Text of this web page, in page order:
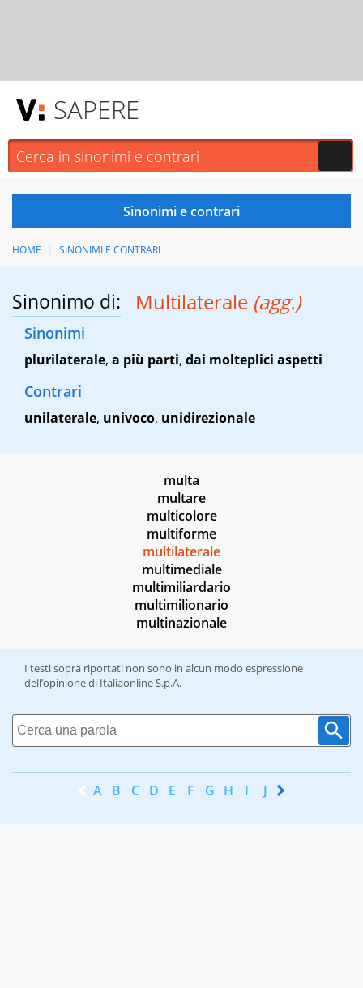
SAPERE
HOME SINONIMI E CONTRARI
Sinonimo di: Multilaterale (agg.)
Sinonimi
plurilaterale, a più parti, dai molteplici aspetti
Contrari
unilaterale, univoco, unidirezionale
multa
multare
multicolore
multiforme
multilaterale
multimediale
multimiliardario
multimilionario
multinazionale
I testi sopra riportati non sono in alcun modo espressione
dell’opinione di Italiaonline S.p.A.
A B C D E F G H I J K